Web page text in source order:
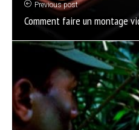
Previous post
Comment faire un montage